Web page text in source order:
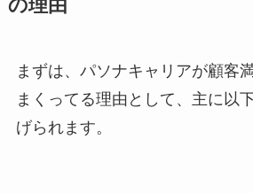
の理由
まずは、パソナキャリアが顧客
まくってる理由として、主に以
げられます。